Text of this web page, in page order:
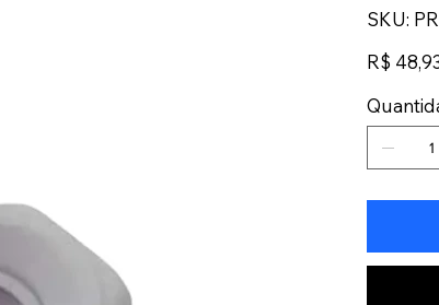
SKU: SKU
Preço
R$